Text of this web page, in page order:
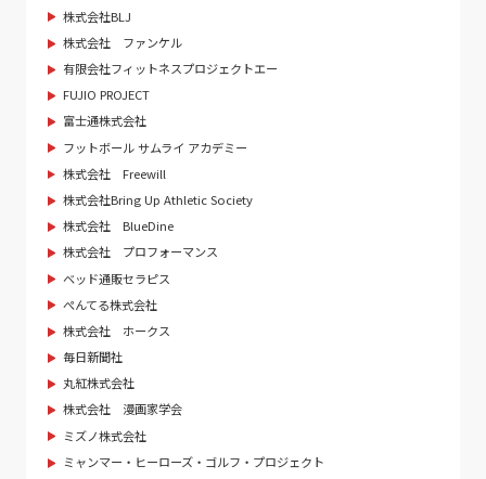
株式会社BLJ
株式会社 ファンケル
有限会社フィットネスプロジェクトエー
FUJIO PROJECT
富士通株式会社
フットボール サムライ アカデミー
株式会社 Freewill
株式会社Bring Up Athletic Society
株式会社 BlueDine
株式会社 プロフォーマンス
ベッド通販セラピス
ぺんてる株式会社
株式会社 ホークス
毎日新聞社
丸紅株式会社
株式会社 漫画家学会
ミズノ株式会社
ミャンマー・ヒーローズ・ゴルフ・プロジェクト